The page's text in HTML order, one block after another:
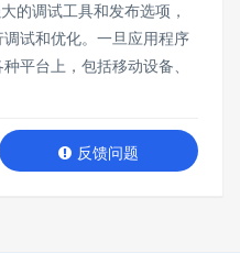
的调试工具和发布选项，
试和优化。一旦应用程序
平台上，包括移动设备、
反馈问题